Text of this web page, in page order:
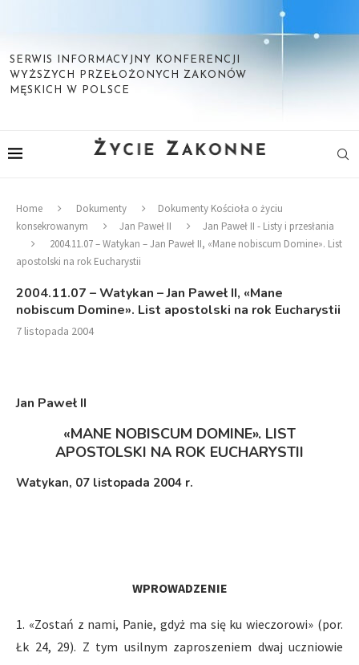
SERWIS INFORMACYJNY KONFERENCJI
WYŻSZYCH PRZEŁOŻONYCH ZAKONÓW
MĘSKICH W POLSCE
Home Dokumenty
Dokumenty Kościoła o życiu
konsekrowanym
Jan Paweł II
Jan Paweł II - Listy i przesłania
2004.11.07 – Watykan – Jan Paweł II, «Mane nobiscum Domine». List
apostolski na rok Eucharystii
2004.11.07 – Watykan – Jan Paweł II, «Mane
nobiscum Domine». List apostolski na rok Eucharystii
7 listopada 2004
Jan Paweł II
«MANE NOBISCUM DOMINE». LIST
APOSTOLSKI NA ROK EUCHARYSTII
Watykan, 07 listopada 2004 r.
WPROWADZENIE
1. «Zostań z nami, Panie, gdyż ma się ku wieczorowi» (por.
Łk 24, 29). Z tym usilnym zaproszeniem dwaj uczniowie